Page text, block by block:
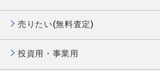
売りたい(無料査定)
投資用・事業用